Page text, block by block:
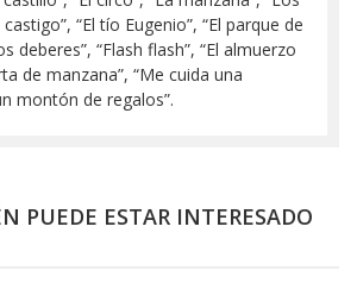
“El tío Eugenio”, “El parque de
deberes”, “Flash flash”, “El almuerzo
de manzana”, “Me cuida una
montón de regalos”.
PUEDE ESTAR INTERESADO